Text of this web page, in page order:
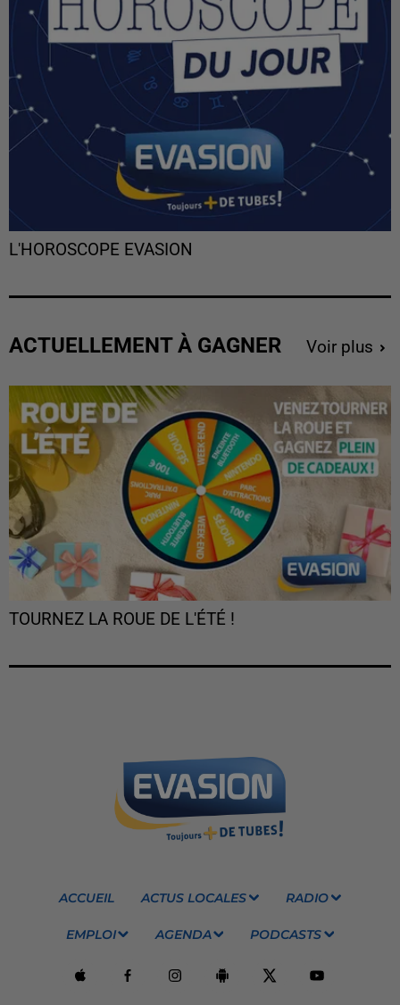
L'HOROSCOPE EVASION
ACTUELLEMENT À GAGNER Voir plus
TOURNEZ LA ROUE DE L'ÉTÉ !
ACCUEIL ACTUS LOCALES RADIO
EMPLOI AGENDA PODCASTS